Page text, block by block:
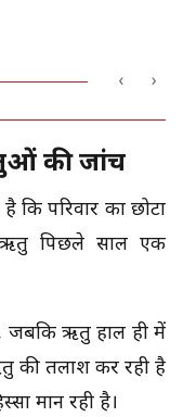
‹ ›
की जांच
परिवार का छोटा
ऋतु पिछले साल एक
जबकि ऋतु हाल ही में
की तलाश कर रही है
मान रही है।